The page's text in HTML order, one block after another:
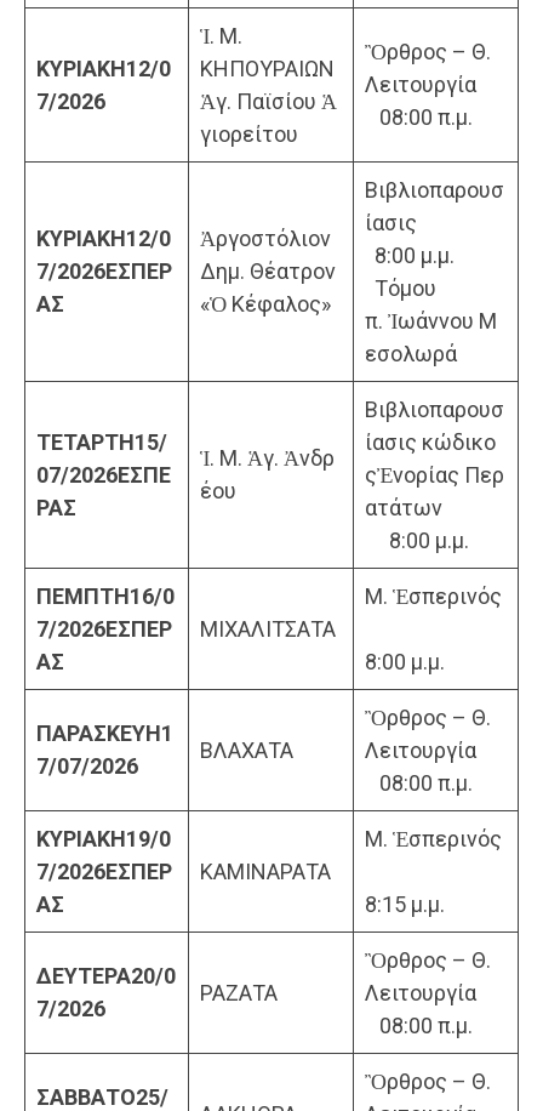
ΚΥΡΙΑΚΗ12/0
7/2026
Ἱ. Μ.
ΚΗΠΟΥΡΑΙΩΝ
Ἁγ. Παϊσίου Ἁ
γιορείτου
Ὂρθρος – Θ.
Λειτουργία
08:00 π.μ.
ΚΥΡΙΑΚΗ12/0
7/2026ΕΣΠΕΡ
ΑΣ
Ἀργοστόλιον
Δημ. Θέατρον
«Ὁ Κέφαλος»
Βιβλιοπαρουσ
ίασις
8:00 μ.μ.
Τόμου
π. Ἰωάννου Μ
εσολωρά
ΤΕΤΑΡΤΗ15/
07/2026ΕΣΠΕ
ΡΑΣ
Ἱ. Μ. Ἁγ. Ἀνδρ
έου
Βιβλιοπαρουσ
ίασις κώδικο
ςἘνορίας Περ
ατάτων
8:00 μ.μ.
ΠΕΜΠΤΗ16/0
7/2026ΕΣΠΕΡ
ΑΣ
ΜΙΧΑΛΙΤΣΑΤΑ
Μ. Ἑσπερινός
8:00 μ.μ.
ΠΑΡΑΣΚΕΥΗ1
7/07/2026
ΒΛΑΧΑΤΑ
Ὂρθρος – Θ.
Λειτουργία
08:00 π.μ.
ΚΥΡΙΑΚΗ19/0
7/2026ΕΣΠΕΡ
ΑΣ
ΚΑΜΙΝΑΡΑΤΑ
Μ. Ἑσπερινός
8:15 μ.μ.
ΔΕΥΤΕΡΑ20/0
7/2026
ΡΑΖΑΤΑ
Ὂρθρος – Θ.
Λειτουργία
08:00 π.μ.
ΣΑΒΒΑΤΟ25/
Ὂρθρος – Θ.